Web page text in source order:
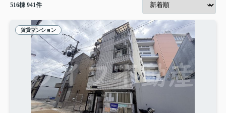
516棟 941件
賃貸マンション